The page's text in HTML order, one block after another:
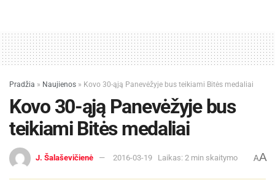
Pradžia » Naujienos » Kovo 30-ąją Panevėžyje bus teikiami Bitės medaliai
Kovo 30-ąją Panevėžyje bus
teikiami Bitės medaliai
J. Šalaševičienė 2016-03-19 Laikas: 2 min skaitymo AA